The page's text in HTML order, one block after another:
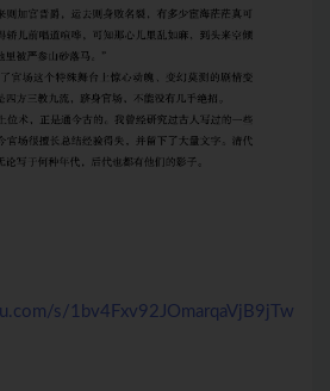
s/1bv4Fxv92JOmarqaVjB9jTw